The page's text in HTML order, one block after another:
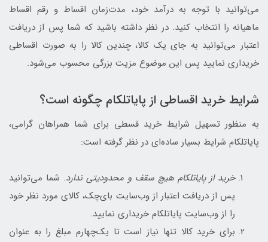
می‌توانید با توجه به درآمد خود، مدت‌زمان اقساط و رقم اقساط
ماهیانه را انتخاب کنید. در نظر داشته باشید که شما پس از دریافت
اعتبار می‌توانید به جای یک کالا، چندین کالا را به صورت اقساطی
خریداری نمایید پس این موضوع مزیت بزرگی محسوب می‌شود.
شرایط خرید اقساطی از پایاتلکام چگونه است؟
به منظور تسهیل شرایط خرید قسطی برای شما همراهان گرامی،
پایاتلکام شرایط بسیار ساده‌ای در نظر گرفته است:
خرید از پایاتلکام هیچ سقف و محدودیتی ندارد. شما می‌توانید
پس از دریافت اعتبار از وب‌سایت بای‌چک، کالای مورد نظر خود
را از وب‌سایت پایاتلکام خریداری نمایید.
برای خرید کالا تنها نیاز است تا یک‌چهارم مبلغ را به عنوان